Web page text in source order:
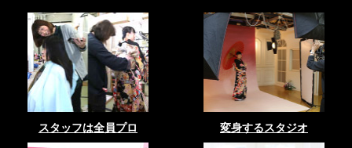
スタッフは全員プロ 変身するスタジオ